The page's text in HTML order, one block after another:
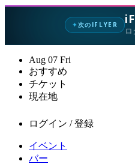
✦次のIFLYER
Aug 07 Fri
おすすめ
チケット
現在地
ログイン / 登録
イベント
バー